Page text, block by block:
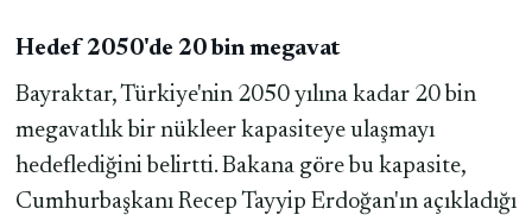
Hedef 2050'de 20 bin megavat
Bayraktar, Türkiye'nin 2050 yılına kadar 20 bin
megavatlık bir nükleer kapasiteye ulaşmayı
hedeflediğini belirtti. Bakana göre bu kapasite,
Cumhurbaşkanı Recep Tayyip Erdoğan'ın açıkladığı